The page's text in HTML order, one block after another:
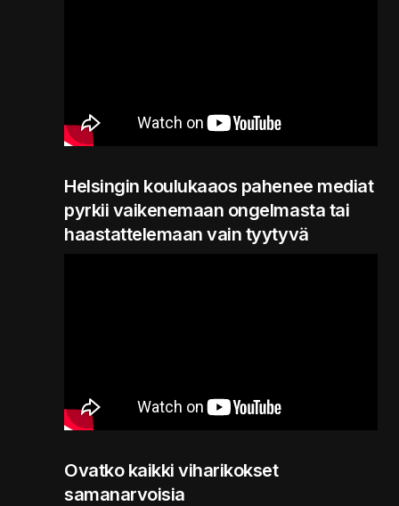
Helsingin koulukaaos pahenee mediat
pyrkii vaikenemaan ongelmasta tai
haastattelemaan vain tyytyvä
Ovatko kaikki viharikokset
samanarvoisia